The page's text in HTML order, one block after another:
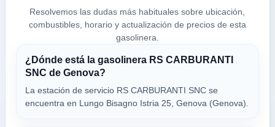
Via Emilia 6/a
VER PRECIOS
a 1.82 Km
Corso Sardegna 261r
Resolvemos las dudas más habituales sobre ubicación,
combustibles, horario y actualización de precios de esta
gasolinera.
¿Dónde está la gasolinera RS CARBURANTI
SNC de Genova?
La estación de servicio RS CARBURANTI SNC se
encuentra en Lungo Bisagno Istria 25, Genova (Genova).